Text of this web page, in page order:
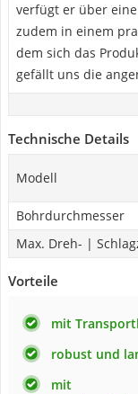
verfügt er über
zudem in einem
dem sich das
gefällt uns die
Technische Details
Modell
Bohrdurchmesser
Max. Dreh- |
Vorteile
mit
robust und
mit